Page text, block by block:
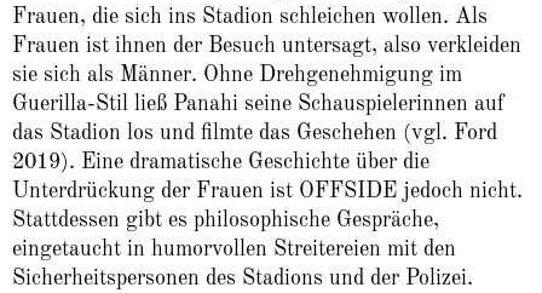
Frauen, die sich ins Stadion schleichen wollen. Als
Frauen ist ihnen der Besuch untersagt, also verkleiden
sie sich als Männer. Ohne Drehgenehmigung im
Guerilla-Stil ließ Panahi seine Schauspielerinnen auf
das Stadion los und filmte das Geschehen (vgl. Ford
2019). Eine dramatische Geschichte über die
Unterdrückung der Frauen ist OFFSIDE jedoch nicht.
Stattdessen gibt es philosophische Gespräche,
eingetaucht in humorvollen Streitereien mit den
Sicherheitspersonen des Stadions und der Polizei.